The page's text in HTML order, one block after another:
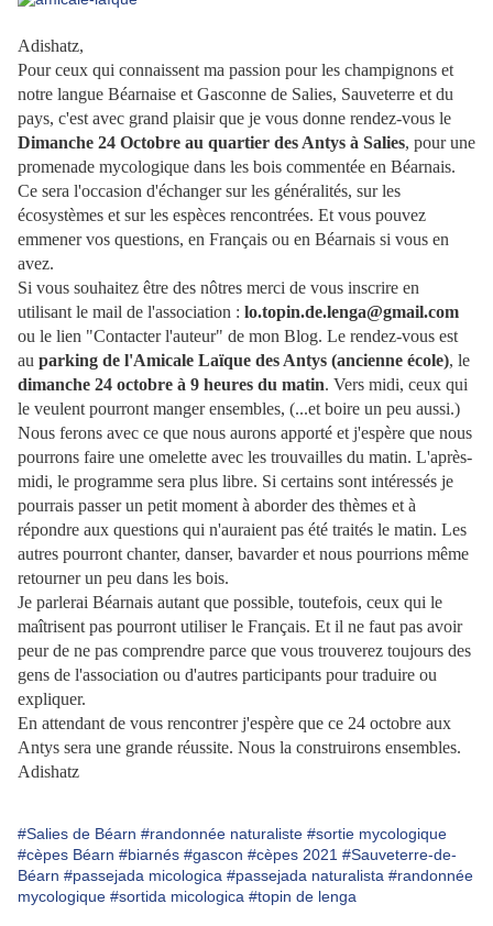
Adishatz,
Pour ceux qui connaissent ma passion pour les champignons et
notre langue Béarnaise et Gasconne de Salies, Sauveterre et du
pays, c'est avec grand plaisir que je vous donne rendez-vous le
Dimanche 24 Octobre au quartier des Antys à Salies, pour une
promenade mycologique dans les bois commentée en Béarnais.
Ce sera l'occasion d'échanger sur les généralités, sur les
écosystèmes et sur les espèces rencontrées. Et vous pouvez
emmener vos questions, en Français ou en Béarnais si vous en
avez.
Si vous souhaitez être des nôtres merci de vous inscrire en
utilisant le mail de l'association : lo.topin.de.lenga@gmail.com
ou le lien "Contacter l'auteur" de mon Blog. Le rendez-vous est
au parking de l'Amicale Laïque des Antys (ancienne école), le
dimanche 24 octobre à 9 heures du matin. Vers midi, ceux qui
le veulent pourront manger ensembles, (...et boire un peu aussi.)
Nous ferons avec ce que nous aurons apporté et j'espère que nous
pourrons faire une omelette avec les trouvailles du matin. L'après-
midi, le programme sera plus libre. Si certains sont intéressés je
pourrais passer un petit moment à aborder des thèmes et à
répondre aux questions qui n'auraient pas été traités le matin. Les
autres pourront chanter, danser, bavarder et nous pourrions même
retourner un peu dans les bois.
Je parlerai Béarnais autant que possible, toutefois, ceux qui le
maîtrisent pas pourront utiliser le Français. Et il ne faut pas avoir
peur de ne pas comprendre parce que vous trouverez toujours des
gens de l'association ou d'autres participants pour traduire ou
expliquer.
En attendant de vous rencontrer j'espère que ce 24 octobre aux
Antys sera une grande réussite. Nous la construirons ensembles.
Adishatz
#Salies de Béarn #randonnée naturaliste #sortie mycologique
#cèpes Béarn #biarnés #gascon #cèpes 2021 #Sauveterre-de-
Béarn #passejada micologica #passejada naturalista #randonnée
mycologique #sortida micologica #topin de lenga